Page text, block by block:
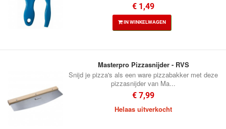
€ 1,49
IN WINKELWAGEN
Masterpro Pizzasnijder - RVS
Snijd je pizza's als een ware pizzabakker met deze
pizzasnijder van Ma...
€ 7,99
Helaas uitverkocht